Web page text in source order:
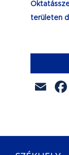
területen